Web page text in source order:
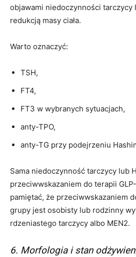
objawami niedoczynności tarczycy
redukcją masy ciała.
Warto oznaczyć:
TSH,
FT4,
FT3 w wybranych sytuacjach,
anty-TPO,
anty-TG przy podejrzeniu
Sama niedoczynność tarczycy lub
przeciwwskazaniem do terapii
pamiętać, że przeciwwskazaniem
grupy jest osobisty lub rodzinny
rdzeniastego tarczycy albo MEN2.
6. Morfologia i stan